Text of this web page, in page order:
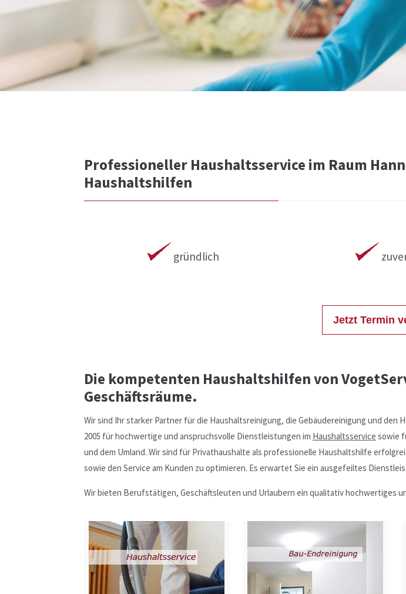
Professioneller Haushaltsservice im Raum
Haushaltshilfen
gründlich
Jetzt Termin
Die kompetenten Haushaltshilfen von
Geschäftsräume.
Wir sind Ihr starker Partner für die Haushaltsreinigung, die Gebäudereinigung und
2005 für hochwertige und anspruchsvolle Dienstleistungen im Haushaltsservice sowie
und dem Umland. Wir sind für Privathaushalte als professionelle Haushaltshilfe
sowie den Service am Kunden zu optimieren. Es erwartet Sie ein ausgefeiltes
Wir bieten Berufstätigen, Geschäftsleuten und Urlaubern ein qualitativ hochwertiges